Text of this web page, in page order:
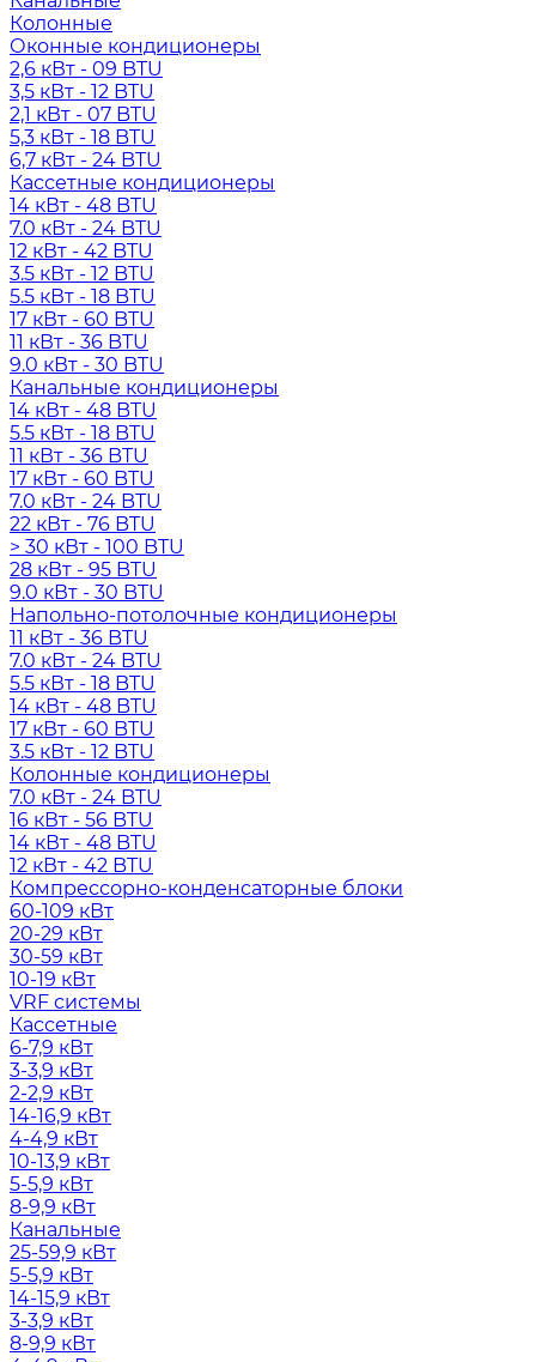
Колонные
Оконные кондиционеры
2,6 кВт - 09 BTU
3,5 кВт - 12 BTU
2,1 кВт - 07 BTU
5,3 кВт - 18 BTU
6,7 кВт - 24 BTU
Кассетные кондиционеры
14 кВт - 48 BTU
7.0 кВт - 24 BTU
12 кВт - 42 BTU
3.5 кВт - 12 BTU
5.5 кВт - 18 BTU
17 кВт - 60 BTU
11 кВт - 36 BTU
9.0 кВт - 30 BTU
Канальные кондиционеры
14 кВт - 48 BTU
5.5 кВт - 18 BTU
11 кВт - 36 BTU
17 кВт - 60 BTU
7.0 кВт - 24 BTU
22 кВт - 76 BTU
> 30 кВт - 100 BTU
28 кВт - 95 BTU
9.0 кВт - 30 BTU
Напольно-потолочные кондиционеры
11 кВт - 36 BTU
7.0 кВт - 24 BTU
5.5 кВт - 18 BTU
14 кВт - 48 BTU
17 кВт - 60 BTU
3.5 кВт - 12 BTU
Колонные кондиционеры
7.0 кВт - 24 BTU
16 кВт - 56 BTU
14 кВт - 48 BTU
12 кВт - 42 BTU
Компрессорно-конденсаторные блоки
60-109 кВт
20-29 кВт
30-59 кВт
10-19 кВт
VRF системы
Кассетные
6-7,9 кВт
3-3,9 кВт
2-2,9 кВт
14-16,9 кВт
4-4,9 кВт
10-13,9 кВт
5-5,9 кВт
8-9,9 кВт
Канальные
25-59,9 кВт
5-5,9 кВт
14-15,9 кВт
3-3,9 кВт
8-9,9 кВт